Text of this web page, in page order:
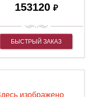
153120 ₽
БЫСТРЫЙ ЗАКАЗ